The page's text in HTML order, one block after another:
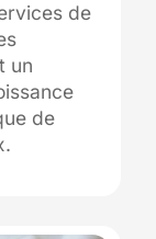
de
un
de